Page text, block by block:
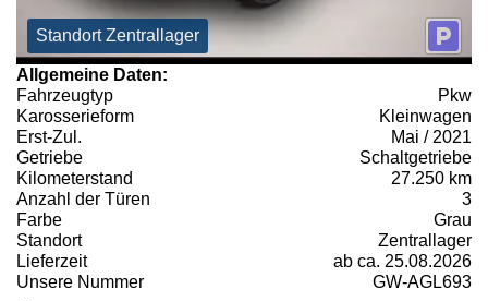
Standort Zentrallager
Allgemeine Daten:
Fahrzeugtyp
Pkw
Karosserieform
Kleinwagen
Erst-Zul.
Mai / 2021
Getriebe
Schaltgetriebe
Kilometerstand
27.250 km
Anzahl der Türen
3
Farbe
Grau
Standort
Zentrallager
Lieferzeit
ab ca. 25.08.2026
Unsere Nummer
GW-AGL693